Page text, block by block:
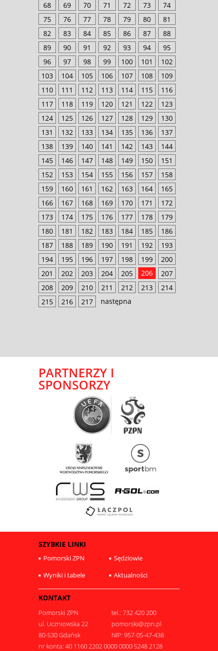
68
69 70 71 72 73
74
75
76 77 78 79 80
81
82
83 84 85 86 87
88
89
90 91 92 93 94
95
96
97 98 99 100 101
102
103
104 105 106 107 108
109
110
111 112 113 114 115
116
117
118 119 120 121 122
123
124
125 126 127 128 129
130
131
132 133 134 135 136
137
138
139 140 141 142 143
144
145
146 147 148 149 150
151
152
153 154 155 156 157
158
159
160 161 162 163 164
165
166
167 168 169 170 171
172
173
174 175 176 177 178
179
180
181 182 183 184 185
186
187
188 189 190 191 192
193
194
195 196 197 198 199
200
201
202 203 204 205 206
207
208
209 210 211 212 213
214
215
216 217 następna
PARTNERZY I
SPONSORZY
SZYBKIE LINKI
Pomorski ZPN
Sędziowie
Wyniki i tabele
Aktualności
KONTAKT
Pomorski ZPN
tel.: 732 420 200
ul. Uczniowska 22
pomorski@zpn.pl
80-530 Gdańsk
NIP: 957-05-47-438
nr konta: 40 1160 2202 0000 0000 5248 2128